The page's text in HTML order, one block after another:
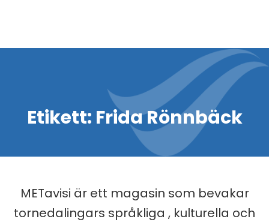
Etikett: Frida Rönnbäck
METavisi är ett magasin som bevakar
tornedalingars språkliga , kulturella och